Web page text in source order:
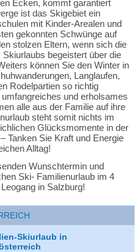
Ecken, kommt garantiert
ist das Skigebiet ein
mit Kinder-Arealen und
gekonnten Schwünge auf
stolzen Eltern, wenn sich die
begeistert über die
können Sie den Winter in
Langlaufen,
Rodelpartien so richtig
und erholsames
alle aus der Familie auf ihre
steht somit nichts im
Glücksmomente in der
Tanken Sie Kraft und Energie
Alltag!
Wunschtermin und
Ski- Familienurlaub im 4
in Salzburg!
Skiurlaub in